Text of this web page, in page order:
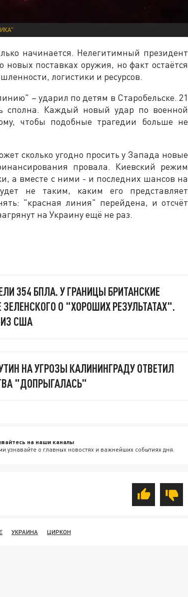
начинается. Нелегитимный президент
новых поставках оружия, но факт остаётся
логистики и ресурсов.
– ударил по детям в Старобельске. 21
сполна. Каждый новый удар по военной
чтобы подобные трагедии больше не
сколько угодно просить у Запада новые
провала. Киевский режим
а вместе с ними - и последних шансов на
не таким, каким его представляет
"красная линия" перейдена, и отсчёт
на Украину ещё не раз.
354 БПЛА. У ГРАНИЦЫ БРИТАНСКИЕ
О "ХОРОШИХ РЕЗУЛЬТАТАХ".
США
НА УГРОЗЫ КАЛИНИНГРАДУ ОТВЕТИЛ
"ДОПРЫГАЛАСЬ"
на наши каналы
узнавайте о главных новостях и важнейших событиях дня.
УКРАИНА ЦИРКОН